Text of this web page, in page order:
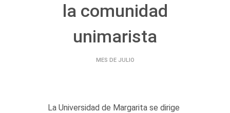
la comunidad
unimarista
MES DE JULIO
La Universidad de Margarita se dirige